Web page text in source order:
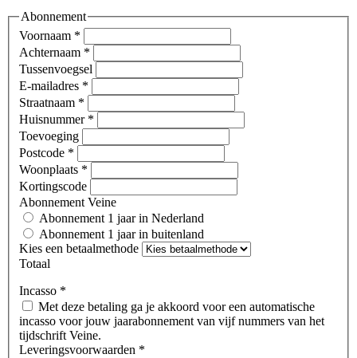
Abonnement
Voornaam *
Achternaam *
Tussenvoegsel
E-mailadres *
Straatnaam *
Huisnummer *
Toevoeging
Postcode *
Woonplaats *
Kortingscode
Abonnement Veine
Abonnement 1 jaar in Nederland
Abonnement 1 jaar in buitenland
Kies een betaalmethode
Totaal
Incasso *
Met deze betaling ga je akkoord voor een automatische
incasso voor jouw jaarabonnement van vijf nummers van het
tijdschrift Veine.
Leveringsvoorwaarden *